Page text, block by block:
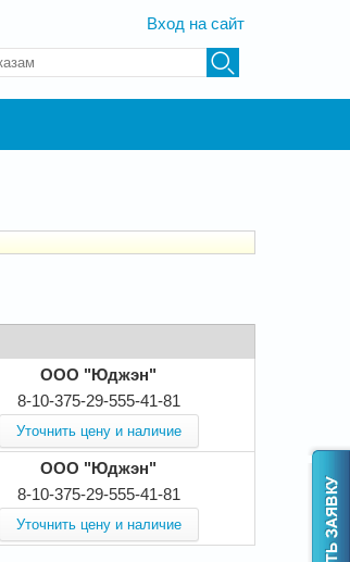
Вход на сайт
слова для поиска
ООО "Юджэн"
8-10-375-29-555-41-81
Уточнить цену и наличие
ООО "Юджэн"
8-10-375-29-555-41-81
Уточнить цену и наличие